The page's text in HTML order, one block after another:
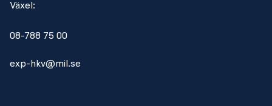
Växel:
08-788 75 00
exp-hkv@mil.se